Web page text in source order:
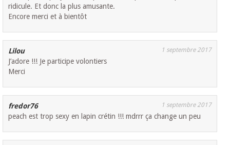
ridicule. Et donc la plus amusante.
Encore merci et à bientôt
Lilou 1 septembre 2017
J’adore !!! Je participe volontiers
Merci
fredor76 1 septembre 2017
peach est trop sexy en lapin crétin !!! mdrrr ça change un peu